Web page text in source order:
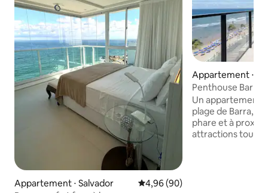
Appartement ⋅ Salvador Évaluation moyenne sur la
4,96 (90)
Appartement ⋅
Penthouse Barra
Un appartement
plage de Barra, à
phare et à
attractions